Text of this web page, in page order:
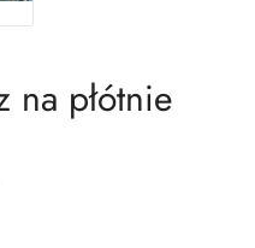
na płótnie